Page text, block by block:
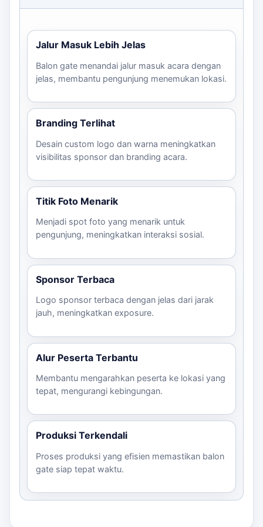
Dengan mengingat checklist ini, Anda dapat
memastikan bahwa balon gate yang Anda pilih akan
memenuhi semua kebutuhan acara Anda. Untuk
pertanyaan lebih lanjut dan estimasi harga, silakan
Jalur Masuk Lebih Jelas
Balon gate menandai jalur masuk acara dengan
jelas, membantu pengunjung menemukan lokasi.
Branding Terlihat
Desain custom logo dan warna meningkatkan
visibilitas sponsor dan branding acara.
Titik Foto Menarik
Menjadi spot foto yang menarik untuk
pengunjung, meningkatkan interaksi sosial.
Sponsor Terbaca
Logo sponsor terbaca dengan jelas dari jarak
jauh, meningkatkan exposure.
Alur Peserta Terbantu
Membantu mengarahkan peserta ke lokasi yang
tepat, mengurangi kebingungan.
Produksi Terkendali
Proses produksi yang efisien memastikan balon
gate siap tepat waktu.